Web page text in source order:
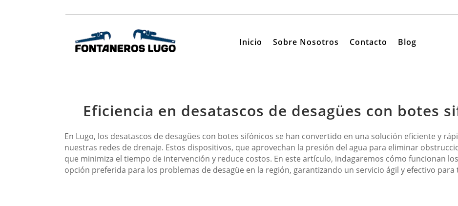
Inicio Sobre Nosotros Contacto Blog
Eficiencia en desatascos de desagües con botes
En Lugo, los desatascos de desagües con botes sifónicos se han convertido en una solución eficiente y
nuestras redes de drenaje. Estos dispositivos, que aprovechan la presión del agua para eliminar
que minimiza el tiempo de intervención y reduce costos. En este artículo, indagaremos cómo funcionan
opción preferida para los problemas de desagüe en la región, garantizando un servicio ágil y efectivo